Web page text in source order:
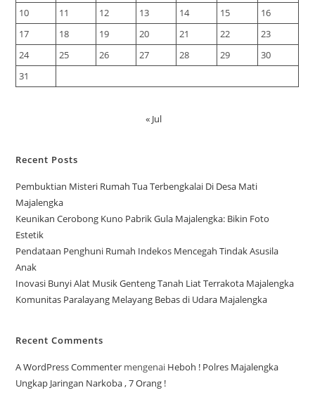
10
11 12 13 14 15
16
17
18 19 20 21 22
23
24
25 26 27 28 29
30
31
« Jul
Recent Posts
Pembuktian Misteri Rumah Tua Terbengkalai Di Desa Mati
Majalengka
Keunikan Cerobong Kuno Pabrik Gula Majalengka: Bikin Foto
Estetik
Pendataan Penghuni Rumah Indekos Mencegah Tindak Asusila
Anak
Inovasi Bunyi Alat Musik Genteng Tanah Liat Terrakota Majalengka
Komunitas Paralayang Melayang Bebas di Udara Majalengka
Recent Comments
A WordPress Commenter mengenai Heboh ! Polres Majalengka
Ungkap Jaringan Narkoba , 7 Orang !